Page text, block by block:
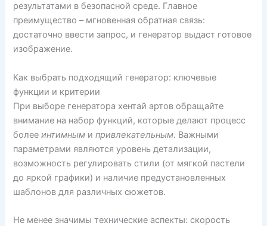
результатами в безопасной среде. Главное
преимущество – мгновенная обратная связь:
достаточно ввести запрос, и генератор выдаст готовое
изображение.
Как выбрать подходящий генератор: ключевые
функции и критерии
При выборе генератора хентай артов обращайте
внимание на набор функций, которые делают процесс
болееинтимным ипривлекательным. Важными
параметрами являются уровень детализации,
возможность регулировать стили (от мягкой пастели
до яркой графики) и наличие предустановленных
шаблонов для различных сюжетов.
Не менее значимы технические аспекты: скорость